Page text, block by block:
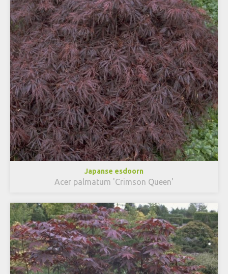
Japanse esdoorn
Acer palmatum 'Crimson Queen'